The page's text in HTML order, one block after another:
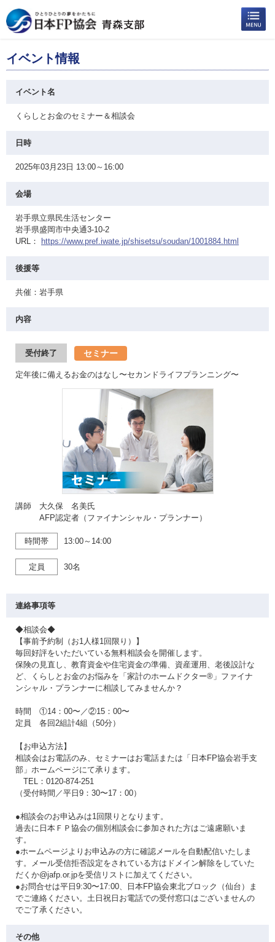
イベント情報
イベント名
くらしとお金のセミナー＆相談会
日時
2025年03月23日 13:00～16:00
会場
岩手県立県民生活センター
岩手県盛岡市中央通3-10-2
URL：
https://www.pref.iwate.jp/shisetsu/soudan/1001884.html
後援等
共催：岩手県
内容
受付終了 セミナー
定年後に備えるお金のはなし〜セカンドライフプランニング〜
講師 大久保 名美氏
AFP認定者（ファイナンシャル・プランナー）
時間帯 13:00～14:00
定員 30名
連絡事項等
◆相談会◆
【事前予約制（お1人様1回限り）】
毎回好評をいただいている無料相談会を開催します。
保険の見直し、教育資金や住宅資金の準備、資産運用、老後設計な
ど、くらしとお金のお悩みを「家計のホームドクター®」ファイナ
ンシャル・プランナーに相談してみませんか？
時間 ①14：00〜／②15：00〜
定員 各回2組計4組（50分）
【お申込方法】
相談会はお電話のみ、セミナーはお電話または「日本FP協会岩手支
部」ホームページにて承ります。
TEL：0120-874-251
（受付時間／平日9：30〜17：00）
●相談会のお申込みは1回限りとなります。
過去に日本ＦＰ協会の個別相談会に参加された方はご遠慮願いま
す。
●ホームページよりお申込みの方に確認メールを自動配信いたしま
す。メール受信拒否設定をされている方はドメイン解除をしていた
だくか@jafp.or.jpを受信リストに加えてください。
●お問合せは平日9:30〜17:00、日本FP協会東北ブロック（仙台）ま
でご連絡ください。土日祝日お電話での受付窓口はございませんの
でご了承ください。
その他